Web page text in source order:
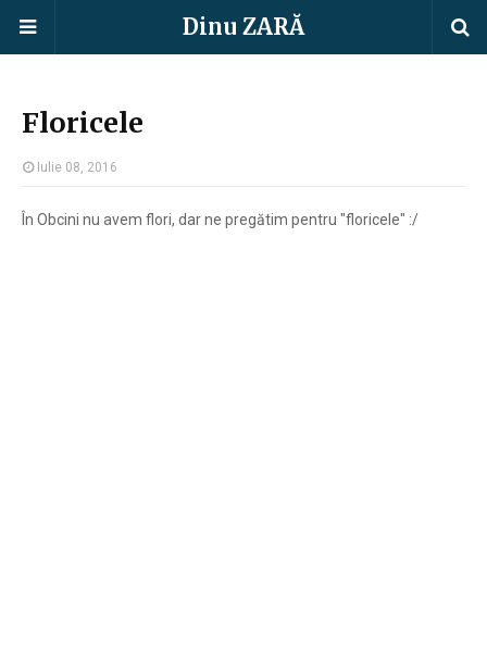
Dinu ZARĂ
Floricele
Iulie 08, 2016
În Obcini nu avem flori, dar ne pregătim pentru "floricele" :/